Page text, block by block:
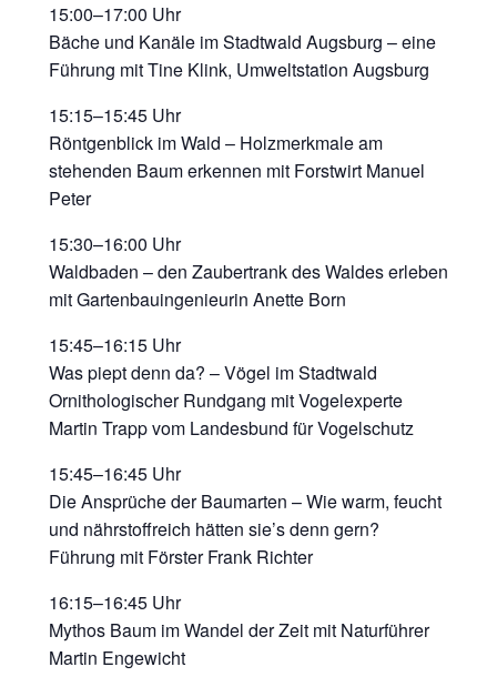
15:00–17:00 Uhr
Bäche und Kanäle im Stadtwald Augsburg – eine
Führung mit Tine Klink, Umweltstation Augsburg
15:15–15:45 Uhr
Röntgenblick im Wald – Holzmerkmale am
stehenden Baum erkennen mit Forstwirt Manuel
Peter
15:30–16:00 Uhr
Waldbaden – den Zaubertrank des Waldes erleben
mit Gartenbauingenieurin Anette Born
15:45–16:15 Uhr
Was piept denn da? – Vögel im Stadtwald
Ornithologischer Rundgang mit Vogelexperte
Martin Trapp vom Landesbund für Vogelschutz
15:45–16:45 Uhr
Die Ansprüche der Baumarten – Wie warm, feucht
und nährstoffreich hätten sie’s denn gern?
Führung mit Förster Frank Richter
16:15–16:45 Uhr
Mythos Baum im Wandel der Zeit mit Naturführer
Martin Engewicht